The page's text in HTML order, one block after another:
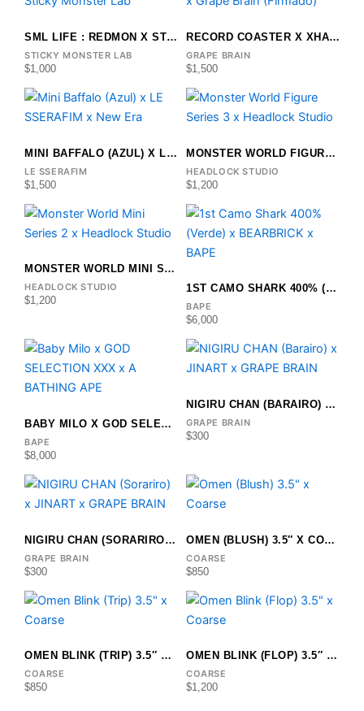
SML LIFE : REDMON X STICKY MONSTER LAB
STICKY MONSTER LAB
$1,000
RECORD COASTER X XHASHI X GRAPE BRAIN (FIRMADO)
GRAPE BRAIN
$1,500
MINI BAFFALO (AZUL) X LE SSERAFIM X NEW ERA
LE SSERAFIM
$1,500
MONSTER WORLD FIGURE SERIES 3 X HEADLOCK STUDIO
HEADLOCK STUDIO
$1,200
Este
producto
múltiples
variantes.
Las
opciones
se
pueden
en
la
de
producto
MONSTER WORLD MINI SERIES 2 X HEADLOCK STUDIO
HEADLOCK STUDIO
$1,200
1ST CAMO SHARK 400% (VERDE) X BEARBRICK X BAPE
BAPE
$6,000
BABY MILO X GOD SELECTION XXX X A BATHING APE
BAPE
$8,000
NIGIRU CHAN (BARAIRO) X JINART X GRAPE BRAIN
GRAPE BRAIN
$300
NIGIRU CHAN (SORARIRO) X JINART X GRAPE BRAIN
GRAPE BRAIN
$300
OMEN (BLUSH) 3.5″ X COARSE
COARSE
$850
OMEN BLINK (TRIP) 3.5″ X COARSE
COARSE
$850
OMEN BLINK (FLOP) 3.5″ X COARSE
COARSE
$1,200